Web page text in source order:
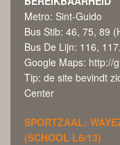
Metro: Sint-Guido
Bus Stib: 46, 75, 89
Bus De Lijn: 116,
Google Maps: http://
Tip: de site bevindt
Center
SPORTZAAL:
(SCHOOL L6/13)